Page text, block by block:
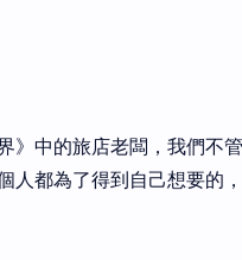
》中的旅店老闆，我們不
人都為了得到自己想要的